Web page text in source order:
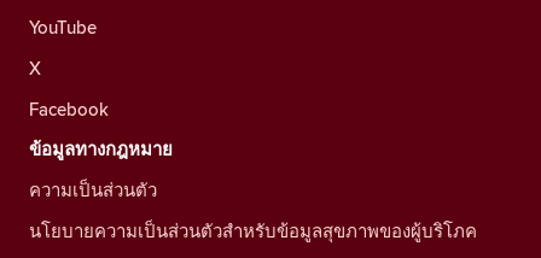
YouTube
X
Facebook
ข้อมูลทางกฎหมาย
ความเป็นส่วนตัว
นโยบายความเป็นส่วนตัวสำหรับข้อมูลสุขภาพของผู้บริโภค